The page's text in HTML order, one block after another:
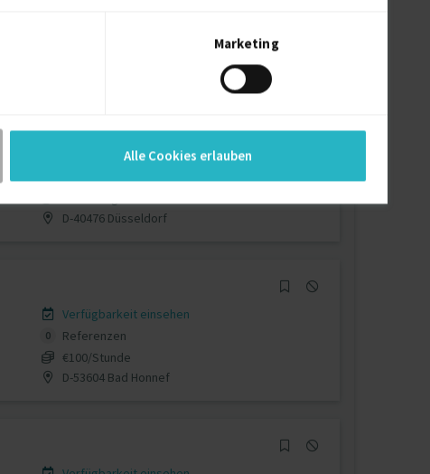
Marketing
Alle Cookies erlauben
Verfügbarkeit einsehen
D-40476 Düsseldorf
Verfügbarkeit einsehen
0
Referenzen
€100/Stunde
D-53604 Bad Honnef